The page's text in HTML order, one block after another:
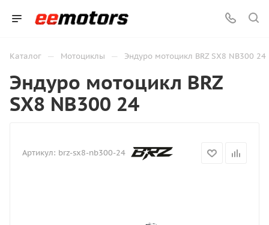
Каталог — Мотоциклы — Эндуро мотоцикл BRZ SX8 NB300 24
Эндуро мотоцикл BRZ
SX8 NB300 24
Артикул: brz-sx8-nb300-24